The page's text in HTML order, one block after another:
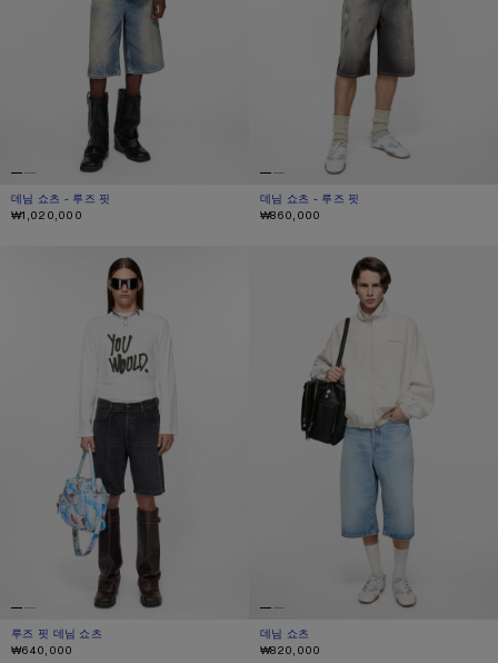
데님 쇼츠 - 루즈 핏
현재 색상: 미드 블루
가격: ₩1,020,000.
₩1,020,000
데님 쇼츠 - 루즈 핏
현재 색상: 블랙
가격: ₩860,000.
₩860,000
루즈 핏 데님 쇼츠
현재 색상: 블랙
가격: ₩640,000.
₩640,000
데님 쇼츠
현재 색상: 라이트 블루
가격: ₩820,000.
₩820,000